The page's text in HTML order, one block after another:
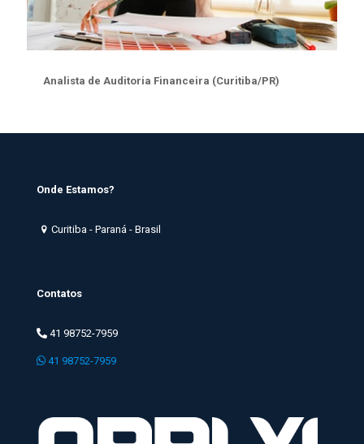
Analista de Auditoria Financeira (Curitiba/PR)
Onde Estamos?
Curitiba - Paraná - Brasil
Contatos
41 98752-7959
41 98752-7959